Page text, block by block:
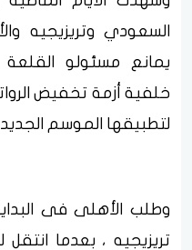
السعودي وتريزيجيه
يمانع مسئولو
خلفية أزمة تخفيض
لتطبيقها الموسم
تريزيجيه ، بعدما